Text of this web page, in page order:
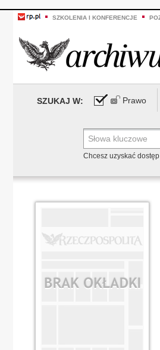
SZKOLENIA I KONFERENCJE
SZUKAJ W: Prawo
Chcesz uzyskać